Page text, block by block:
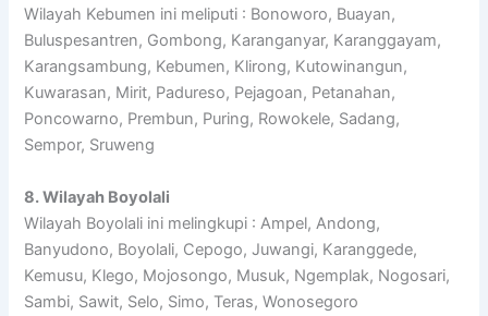
Wilayah Kebumen ini meliputi : Bonoworo, Buayan,
Buluspesantren, Gombong, Karanganyar, Karanggayam,
Karangsambung, Kebumen, Klirong, Kutowinangun,
Kuwarasan, Mirit, Padureso, Pejagoan, Petanahan,
Poncowarno, Prembun, Puring, Rowokele, Sadang,
Sempor, Sruweng
8. Wilayah Boyolali
Wilayah Boyolali ini melingkupi : Ampel, Andong,
Banyudono, Boyolali, Cepogo, Juwangi, Karanggede,
Kemusu, Klego, Mojosongo, Musuk, Ngemplak, Nogosari,
Sambi, Sawit, Selo, Simo, Teras, Wonosegoro